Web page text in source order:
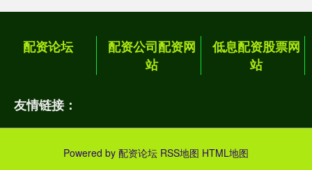
配资论坛
配资公司配资网
站
低息配资股票网
站
友情链接：
Powered by 配资论坛 RSS地图 HTML地图